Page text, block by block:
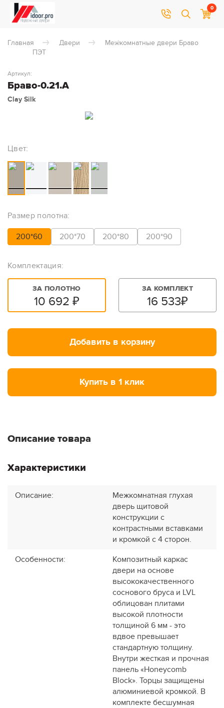
0
Главная Двери
Межкомнатные двери Браво
ПЭТ
Браво-0.21.А
Артикул:
Clay Silk
Цвет:
Размер полотна:
200*60 200*70 200*80 200*90
Комплектация:
ЗА ПОЛОТНО
10 692 ₽
ЗА КОМПЛЕКТ
16 533₽
Добавить в корзину
Купить в 1 клик
Описание товара
Характеристики
Описание:
Межкомнатная глухая
дверь щитовой
конструкции с
контрастными вставками
и кромкой с 4 сторон.
Особенности:
Композитный каркас
двери на основе
высококачественного
соснового бруса и LVL
облицован плитами
высокой плотности
толщиной 6 мм - это
вдвое превышает
стандартную толщину.
Внутри жесткая и прочная
панель «Honeycomb
Block». Торцы защищены
алюминиевой кромкой. В
комплекте бесшумная